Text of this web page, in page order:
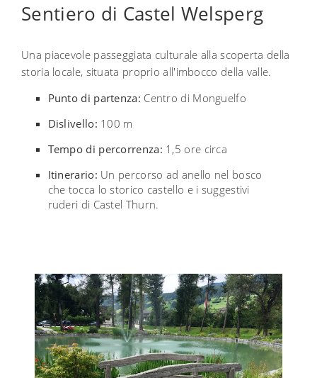
Sentiero di Castel Welsperg
Una piacevole passeggiata culturale alla scoperta della
storia locale, situata proprio all'imbocco della valle.
Punto di partenza: Centro di Monguelfo
Dislivello: 100 m
Tempo di percorrenza: 1,5 ore circa
Itinerario: Un percorso ad anello nel bosco
che tocca lo storico castello e i suggestivi
ruderi di Castel Thurn.